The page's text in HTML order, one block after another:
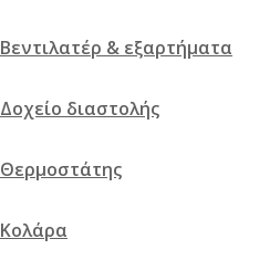
Βεντιλατέρ & εξαρτήματα
Δοχείο διαστολής
Θερμοστάτης
Κολάρα